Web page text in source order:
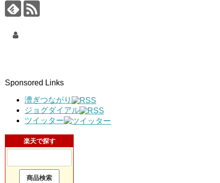
Sponsored Links
漕ぎつながり
ジョグダイアル
ツイッター
楽天で探す